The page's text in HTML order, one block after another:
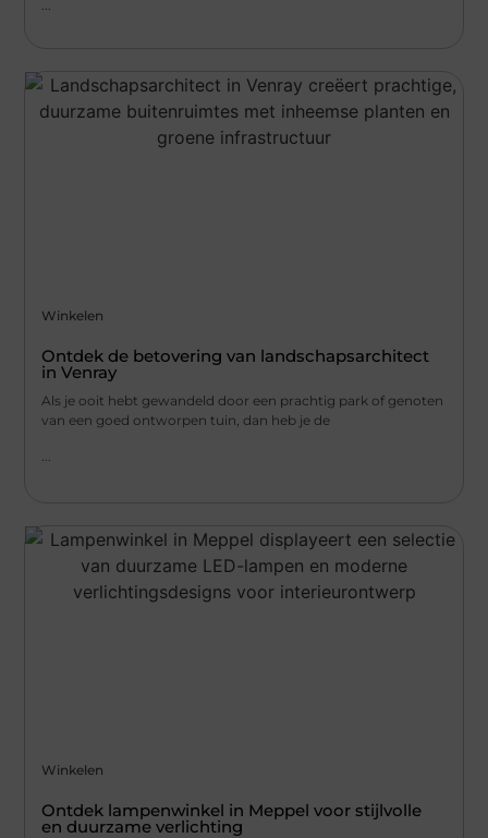
...
Winkelen
Ontdek de betovering van landschapsarchitect
in Venray
Als je ooit hebt gewandeld door een prachtig park of genoten
van een goed ontworpen tuin, dan heb je de
Winkelen
Ontdek lampenwinkel in Meppel voor stijlvolle
en duurzame verlichting